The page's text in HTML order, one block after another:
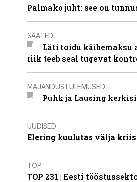
Palmako juht: see on
SAATED
Läti toidu käibemaksu
riik teeb seal tugevat
MAJANDUSTULEMUSED
Puhk ja Lausing
UUDISED
Elering kuulutas välja
TOP
TOP 231 | Eesti